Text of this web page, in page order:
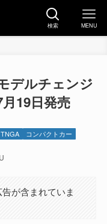
検索 MENU
デルチェンジ
19日発売
TNGA
コンパクトカー
が含まれていま